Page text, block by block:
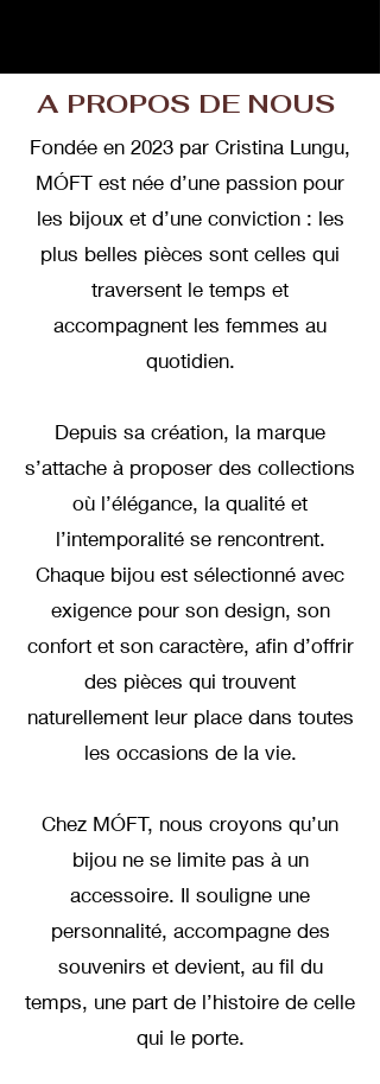
A PROPOS DE NOUS
Fondée en 2023 par Cristina Lungu,
MÓFT est née d’une passion pour
les bijoux et d’une conviction : les
plus belles pièces sont celles qui
traversent le temps et
accompagnent les femmes au
quotidien.
Depuis sa création, la marque
s’attache à proposer des collections
où l’élégance, la qualité et
l’intemporalité se rencontrent.
Chaque bijou est sélectionné avec
exigence pour son design, son
confort et son caractère, afin d’offrir
des pièces qui trouvent
naturellement leur place dans toutes
les occasions de la vie.
Chez MÓFT, nous croyons qu’un
bijou ne se limite pas à un
accessoire. Il souligne une
personnalité, accompagne des
souvenirs et devient, au fil du
temps, une part de l’histoire de celle
qui le porte.